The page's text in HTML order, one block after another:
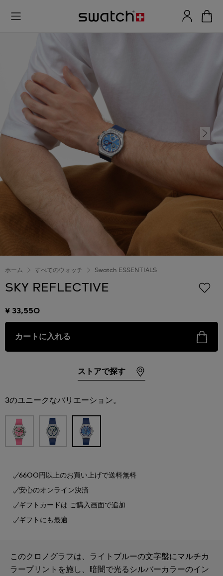
ホーム すべてのウォッチ Swatch ESSENTIALS
SKY REFLECTIVE
¥ 33,550
カートに入れる
ストアで探す
3のユニークなバリエーション。
6600円以上のお買い上げで送料無料
安心のオンライン決済
ギフトカードは ご購入画面で追加
ギフトにも最適
このクロノグラフは、ライトブルーの文字盤にマルチカ
ラープリントを施し、暗闇で光るシルバーカラーのイン